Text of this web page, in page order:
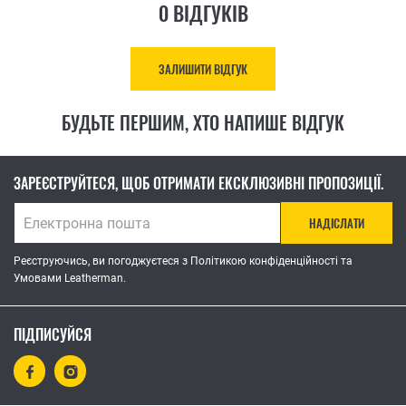
0 ВІДГУКІВ
ЗАЛИШИТИ ВІДГУК
БУДЬТЕ ПЕРШИМ, ХТО НАПИШЕ ВІДГУК
ЗАРЕЄСТРУЙТЕСЯ, ЩОБ ОТРИМАТИ ЕКСКЛЮЗИВНІ ПРОПОЗИЦІЇ.
НАДІСЛАТИ
Реєструючись, ви погоджуєтеся з Політикою конфіденційності та
Умовами Leatherman.
ПІДПИСУЙСЯ